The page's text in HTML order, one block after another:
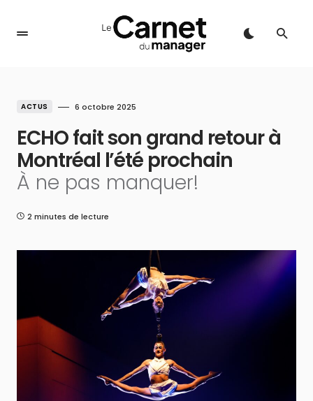
ACTUS 6 octobre 2025
ECHO fait son grand retour à
Montréal l’été prochain
À ne pas manquer!
2 minutes de lecture